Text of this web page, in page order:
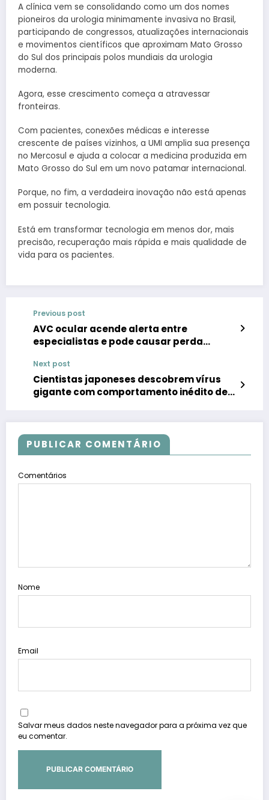
A clínica vem se consolidando como um dos nomes
pioneiros da urologia minimamente invasiva no Brasil,
participando de congressos, atualizações internacionais
e movimentos científicos que aproximam Mato Grosso
do Sul dos principais polos mundiais da urologia
moderna.
Agora, esse crescimento começa a atravessar
fronteiras.
Com pacientes, conexões médicas e interesse
crescente de países vizinhos, a UMI amplia sua presença
no Mercosul e ajuda a colocar a medicina produzida em
Mato Grosso do Sul em um novo patamar internacional.
Porque, no fim, a verdadeira inovação não está apenas
em possuir tecnologia.
Está em transformar tecnologia em menos dor, mais
precisão, recuperação mais rápida e mais qualidade de
vida para os pacientes.
Previous post
AVC ocular acende alerta entre
especialistas e pode causar perda
Next post
Cientistas japoneses descobrem vírus
gigante com comportamento inédito de
PUBLICAR COMENTÁRIO
Comentários
Nome
Email
Salvar meus dados neste navegador para a próxima vez que
eu comentar.